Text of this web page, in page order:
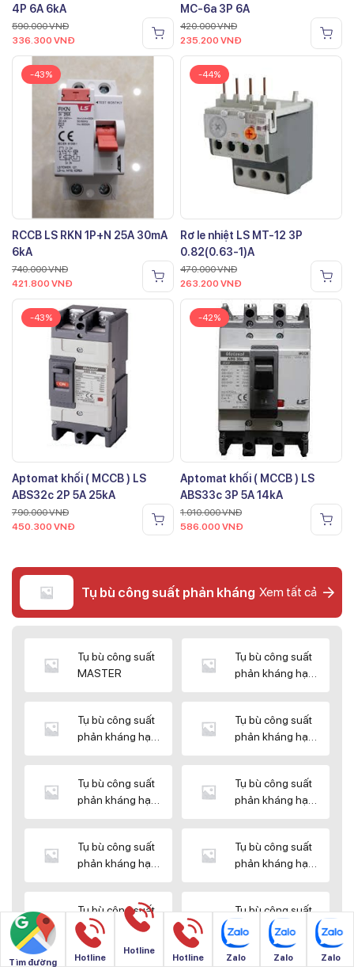
4P 6A 6kA
590.000VNĐ
336.300 VNĐ
MC-6a 3P 6A
420.000VNĐ
235.200 VNĐ
-43%
RCCB LS RKN 1P+N 25A 30mA
6kA
740.000VNĐ
421.800 VNĐ
-44%
Rơ le nhiệt LS MT-12 3P
0.82(0.63-1)A
470.000VNĐ
263.200 VNĐ
-43%
Aptomat khối ( MCCB ) LS
ABS32c 2P 5A 25kA
790.000VNĐ
450.300 VNĐ
-42%
Aptomat khối ( MCCB ) LS
ABS33c 3P 5A 14kA
1.010.000VNĐ
586.000 VNĐ
Tụ bù công suất phản kháng Xem tất cả
Tụ bù công suất
MASTER
Tụ bù công suất
phản kháng hạ
Tụ bù công suất
phản kháng hạ
Tụ bù công suất
phản kháng hạ
Tụ bù công suất
phản kháng hạ
Tụ bù công suất
phản kháng hạ
Tụ bù công suất
phản kháng hạ
Tụ bù công suất
phản kháng hạ
Tụ bù công suất
phản kháng hạ
thế SHIZUKI
Tụ bù công suất
phản kháng hạ
thế SINO
Tìm đường Hotline
Hotline
Hotline Zalo Zalo Zalo